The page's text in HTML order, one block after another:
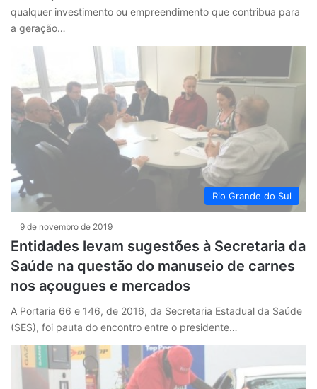
qualquer investimento ou empreendimento que contribua para
a geração…
Rio Grande do Sul
9 de novembro de 2019
Entidades levam sugestões à Secretaria da
Saúde na questão do manuseio de carnes
nos açougues e mercados
A Portaria 66 e 146, de 2016, da Secretaria Estadual da Saúde
(SES), foi pauta do encontro entre o presidente…